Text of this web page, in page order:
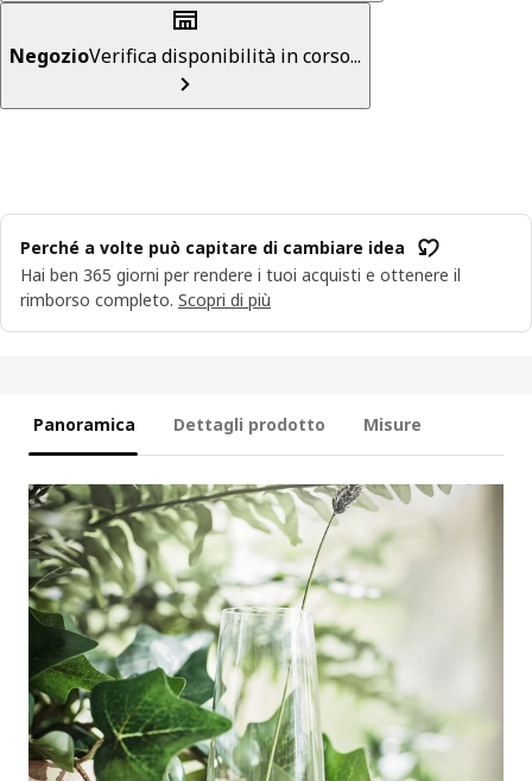
NegozioVerifica disponibilità in corso...
Perché a volte può capitare di cambiare idea
Hai ben 365 giorni per rendere i tuoi acquisti e ottenere il
rimborso completo. Scopri di più
Panoramica Dettagli prodotto Misure